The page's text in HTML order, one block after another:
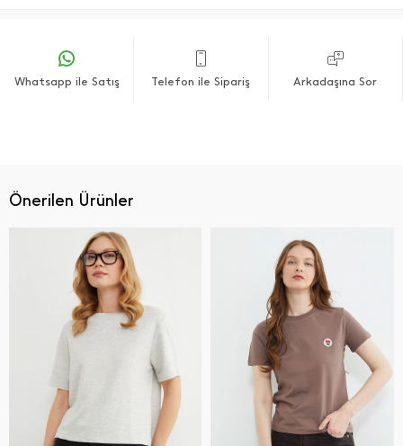
Whatsapp ile Satış Telefon ile Sipariş Arkadaşına Sor
Önerilen Ürünler